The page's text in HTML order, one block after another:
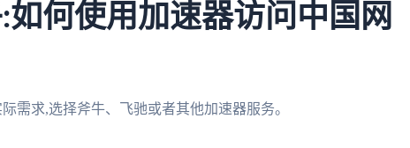
何使用加速器访问中国网
需求,选择斧牛、飞驰或者其他加速器服务。